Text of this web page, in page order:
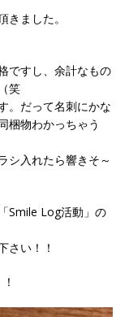
きました。
ですし、余計なもの
笑
。だって名刺にかな
梱物わかっちゃう
シ入れたら響きそ～
Smile Log活動」の
さい！！